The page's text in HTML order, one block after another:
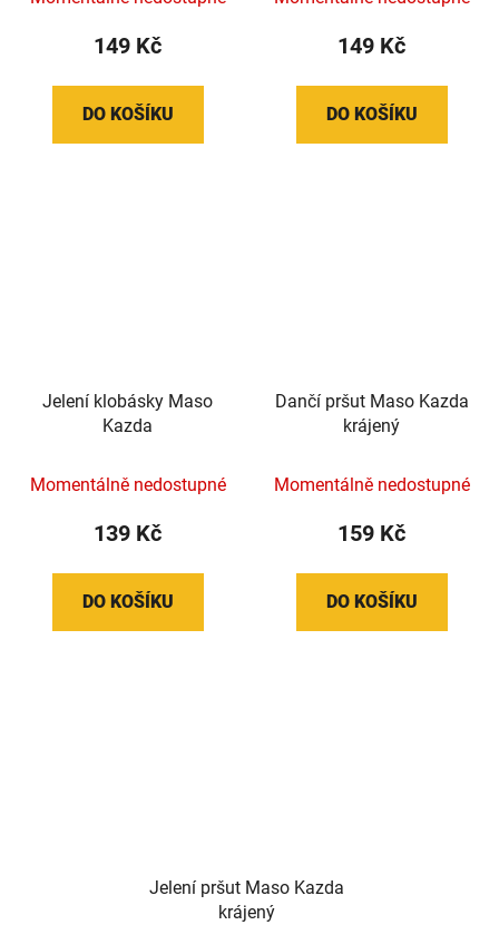
149 Kč
DO KOŠÍKU
149 Kč
DO KOŠÍKU
Jelení klobásky Maso
Kazda
Momentálně nedostupné
139 Kč
DO KOŠÍKU
Dančí pršut Maso Kazda
krájený
Momentálně nedostupné
159 Kč
DO KOŠÍKU
Jelení pršut Maso Kazda
krájený